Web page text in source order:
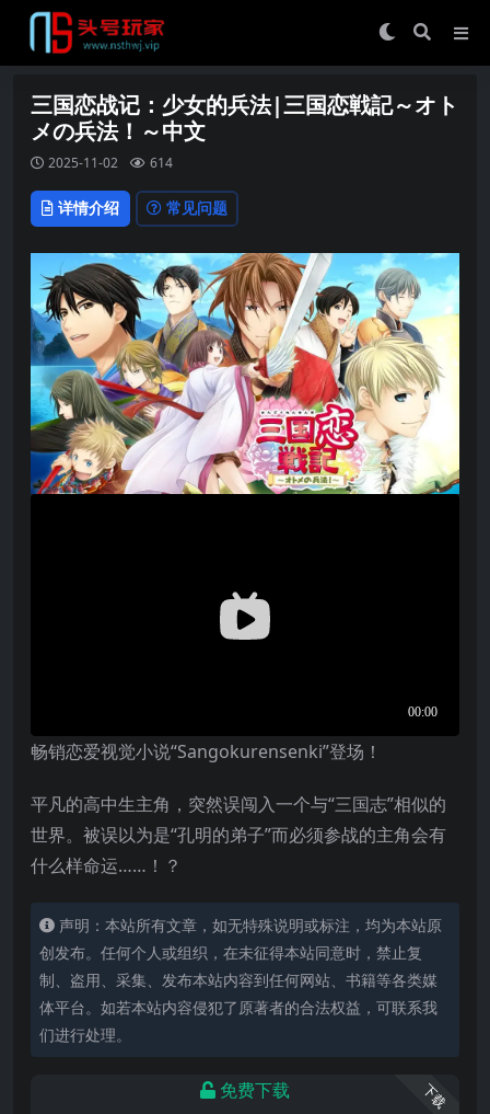
三国恋战记：少女的兵法|三国恋戦記～オト
メの兵法！～中文
2025-11-02 614
详情介绍 常见问题
畅销恋爱视觉小说“Sangokurensenki”登场！
平凡的高中生主角，突然误闯入一个与“三国志”相似的
世界。被误以为是“孔明的弟子”而必须参战的主角会有
什么样命运……！？
声明：本站所有文章，如无特殊说明或标注，均为本站原
创发布。任何个人或组织，在未征得本站同意时，禁止复
制、盗用、采集、发布本站内容到任何网站、书籍等各类媒
体平台。如若本站内容侵犯了原著者的合法权益，可联系我
们进行处理。
下载
免费下载